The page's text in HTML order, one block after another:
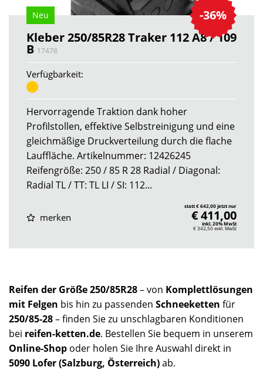
-36%
Neu
Kleber 250/85R28 Traker 112 A8 / 109
B 17478
Verfügbarkeit:
Hervorragende Traktion dank hoher
Profilstollen, effektive Selbstreinigung und eine
gleichmäßige Druckverteilung durch die flache
Lauffläche. Artikelnummer: 12426245
Reifengröße: 250 / 85 R 28 Radial / Diagonal:
Radial TL / TT: TL LI / SI: 112...
merken
statt € 642,00 jetzt nur
€ 411,00
inkl. 20% MwSt
€ 342,50exkl. MwSt
Reifen der Größe 250/85R28– von Komplettlösungen
mit Felgen bis hin zu passenden Schneeketten für
250/85-28– finden Sie zu unschlagbaren Konditionen
bei reifen-ketten.de. Bestellen Sie bequem in unserem
Online-Shop oder holen Sie Ihre Auswahl direkt in
5090 Lofer (Salzburg, Österreich)ab.